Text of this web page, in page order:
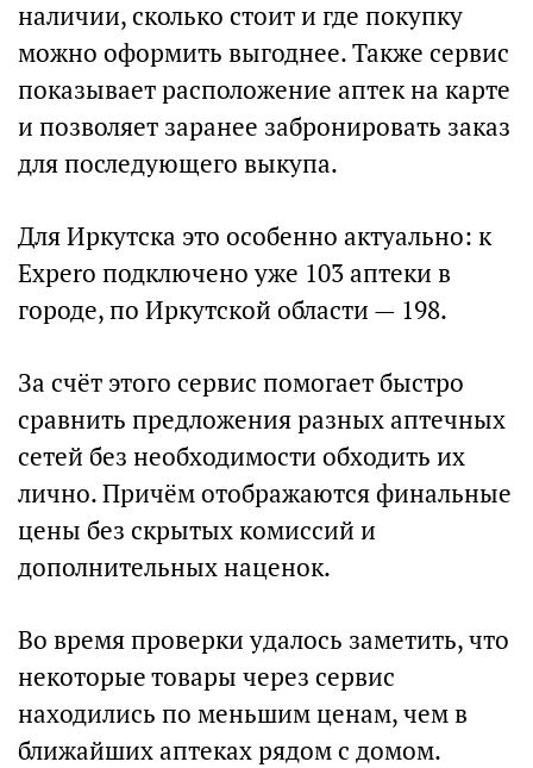
наличии, сколько стоит и где покупку
можно оформить выгоднее. Также сервис
показывает расположение аптек на карте
и позволяет заранее забронировать заказ
для последующего выкупа.
Для Иркутска это особенно актуально: к
Expero подключено уже 103 аптеки в
городе, по Иркутской области — 198.
За счёт этого сервис помогает быстро
сравнить предложения разных аптечных
сетей без необходимости обходить их
лично. Причём отображаются финальные
цены без скрытых комиссий и
дополнительных наценок.
Во время проверки удалось заметить, что
некоторые товары через сервис
находились по меньшим ценам, чем в
ближайших аптеках рядом с домом.